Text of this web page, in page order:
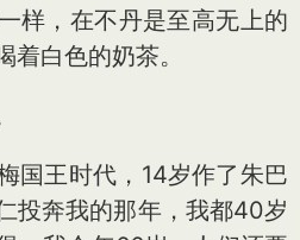
样，在不丹是至高无上的
着白色的奶茶。
国王时代，14岁作了朱巴
投奔我的那年，我都40岁